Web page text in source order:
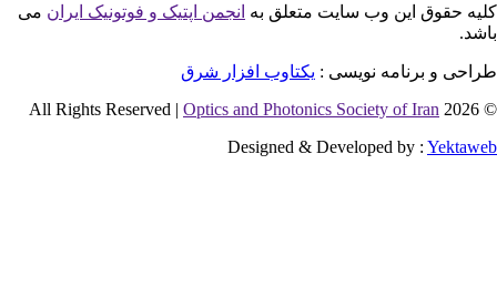
حقوق این وب سایت متعلق بهانجمن اپتیک و فوتونیک ایران می
و برنامه نویسی : یکتاوب افزار شرق
©
Optics and Photonics Society of Iran
Designed & Developed by :